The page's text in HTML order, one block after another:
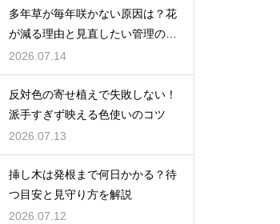
多年草が毎年咲かない原因は？花
が減る理由と見直したい管理のコ
ツ
2026.07.14
反対色の寄せ植えで失敗しない！
派手すぎず映える色使いのコツ
2026.07.13
挿し木は発根まで何日かかる？待
つ目安と見守り方を解説
2026.07.12